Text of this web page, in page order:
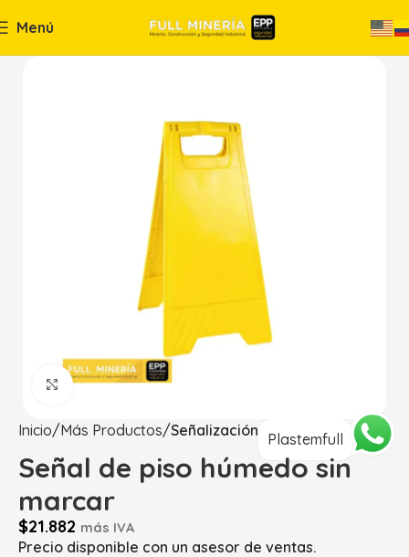
Menú
Haga Click para agrandar
Inicio Más Productos Señalización Plastemfull
Señal de piso húmedo sin
marcar
$21.882 más IVA
Precio disponible con un asesor de ventas.